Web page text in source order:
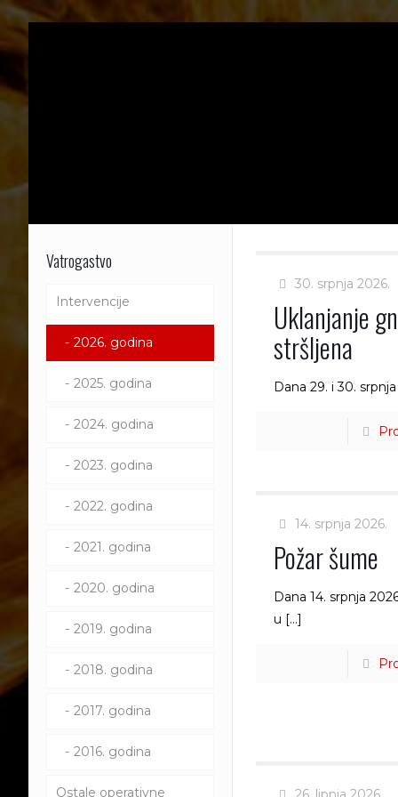
30. srpnja 2026.
Uklanjanje
stršljena
Dana 29. i 30.
14. srpnja 2026.
Požar šume
Dana 14. srpnja
u […]
Vatrogastvo
Intervencije
2026. godina
2025. godina
2024. godina
2023. godina
2022. godina
2021. godina
2020. godina
2019. godina
2018. godina
2017. godina
2016. godina
Ostale operativne